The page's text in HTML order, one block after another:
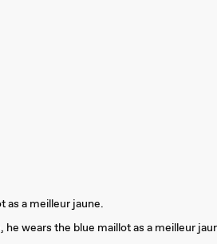
as a meilleur jaune.
he wears the blue maillot as a meilleur